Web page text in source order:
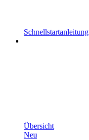
Schnellstartanleitung
Übersicht
Neu